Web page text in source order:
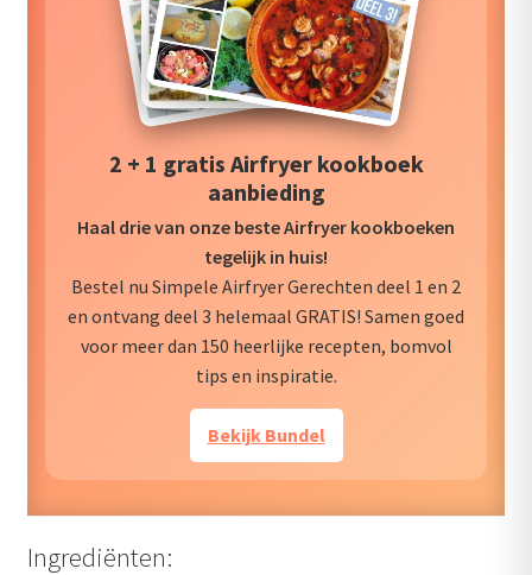
2 + 1 gratis Airfryer kookboek
aanbieding
Haal drie van onze beste Airfryer kookboeken
tegelijk in huis!
Bestel nu Simpele Airfryer Gerechten deel 1 en 2
en ontvang deel 3 helemaal GRATIS! Samen goed
voor meer dan 150 heerlijke recepten, bomvol
tips en inspiratie.
Bekijk Bundel
Ingrediënten: